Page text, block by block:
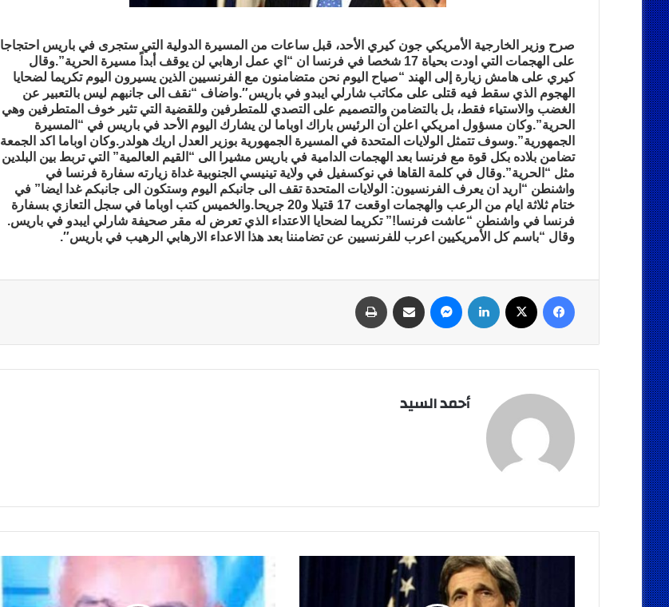
صرح وزير الخارجية الأمريكي جون كيري الأحد، قبل ساعات من المسيرة الدولية التي ستجرى في باريس احتجاجا
على الهجمات التي اودت بحياة 17 شخصا في فرنسا ان “اي عمل ارهابي لن يوقف أبداً مسيرة الحرية”.وقال
كيري على هامش زيارة إلى الهند “صياح اليوم نحن متضامنون مع الفرنسيين الذين يسيرون اليوم تكريما لضحايا
الهجوم الذي سقط فيه قتلى على مكاتب شارلي ايبدو في باريس″.واضاف “نقف الى جانبهم ليس بالتعبير عن
الغضب والاستياء فقط، بل بالتضامن والتصميم على التصدي للمتطرفين وللقضية التي تثير خوف المتطرفين وهي
الحرية”.وكان مسؤول امريكي اعلن أن الرئيس باراك اوباما لن يشارك اليوم الأحد في باريس في “المسيرة
الجمهورية”.وسوف تتمثل الولايات المتحدة في المسيرة الجمهورية بوزير العدل اريك هولدر.وكان اوباما اكد الجمعة
تضامن بلاده بكل قوة مع فرنسا بعد الهجمات الدامية في باريس مشيرا الى “القيم العالمية” التي تربط بين البلدين
مثل “الحرية”.وقال في كلمة القاها في نوكسفيل في ولاية تينيسي الجنوبية غداة زيارته سفارة فرنسا في
واشنطن “اريد ان يعرف الفرنسيون: الولايات المتحدة تقف الى جانبكم اليوم وستكون الى جانبكم غدا ايضا” في
ختام ثلاثة ايام من الرعب والهجمات اوقعت 17 قتيلا و20 جريحا.والخميس كتب اوباما في سجل التعازي بسفارة
فرنسا في واشنطن “عاشت فرنسا!” تكريما لضحايا الاعتداء الذي تعرض له مقر صحيفة شارلي ايبدو في باريس.
وقال “باسم كل الأمريكيين اعرب للفرنسيين عن تضامننا بعد هذا الاعداء الارهابي الرهيب في باريس″.
فيسبوك لينكدإن ماسنجر مشاركة عبر البريد
أحمد السيد
ننشر
جدول
انقطاع